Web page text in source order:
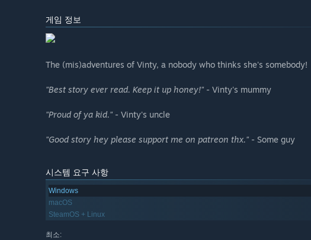
게임 정보
The (mis)adventures of Vinty, a nobody who thinks she's somebody!
"Best story ever read. Keep it up honey!" - Vinty's mummy
"Proud of ya kid." - Vinty's uncle
"Good story hey please support me on patreon thx." - Some guy
시스템 요구 사항
Windows
macOS
SteamOS + Linux
최소: